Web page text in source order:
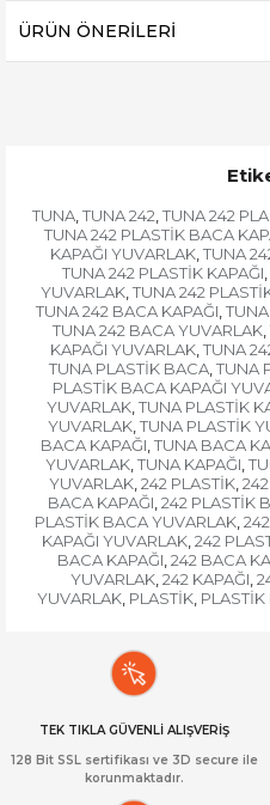
ÜRÜN ÖNERILERI
TUNA, TUNA 242, TUNA 242
TUNA 242 PLASTİK BACA
KAPAĞI YUVARLAK, TUNA
TUNA 242 PLASTİK KAPAĞI,
YUVARLAK, TUNA 242
TUNA 242 BACA KAPAĞI,
TUNA 242 BACA YUVARLAK,
KAPAĞI YUVARLAK, TUNA
TUNA PLASTİK BACA, TUNA
PLASTİK BACA KAPAĞI
YUVARLAK, TUNA PLASTİK
YUVARLAK, TUNA PLASTİK
BACA KAPAĞI, TUNA BACA
YUVARLAK, TUNA KAPAĞI,
YUVARLAK, 242 PLASTİK,
BACA KAPAĞI, 242 PLASTİK
PLASTİK BACA YUVARLAK,
KAPAĞI YUVARLAK, 242
BACA KAPAĞI, 242 BACA
YUVARLAK, 242 KAPAĞI,
YUVARLAK, PLASTİK,
TEK TIKLA GÜVENLİ ALIŞVERİŞ
128 Bit SSL sertifikası ve 3D secure ile
korunmaktadır.